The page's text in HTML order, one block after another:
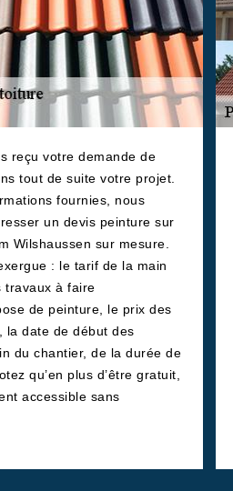
reçu votre demande de
tout de suite votre projet.
fournies, nous
un devis peinture sur
Wilshaussen sur mesure.
: le tarif de la main
travaux à faire
de peinture, le prix des
la date de début des
du chantier, de la durée de
qu’en plus d’être gratuit,
accessible sans